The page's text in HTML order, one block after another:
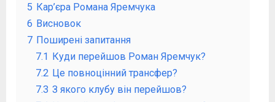
5 Кар’єра Романа Яремчука
6 Висновок
7 Поширені запитання
7.1 Куди перейшов Роман Яремчук?
7.2 Це повноцінний трансфер?
7.3 З якого клубу він перейшов?